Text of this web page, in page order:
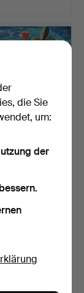
die Sie
um:
der